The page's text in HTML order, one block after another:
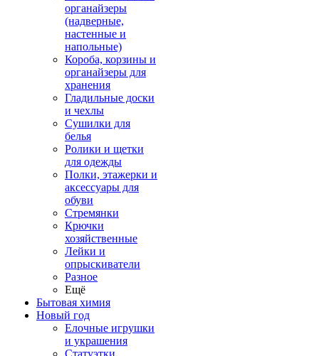
органайзеры
(надверные,
настенные и
напольные)
Короба, корзины и
органайзеры для
хранения
Гладильные доски
и чехлы
Сушилки для
белья
Ролики и щетки
для одежды
Полки, этажерки и
аксессуары для
обуви
Стремянки
Крючки
хозяйственные
Лейки и
опрыскиватели
Разное
Ещё
Бытовая химия
Новый год
Елочные игрушки
и украшения
Статуэтки,